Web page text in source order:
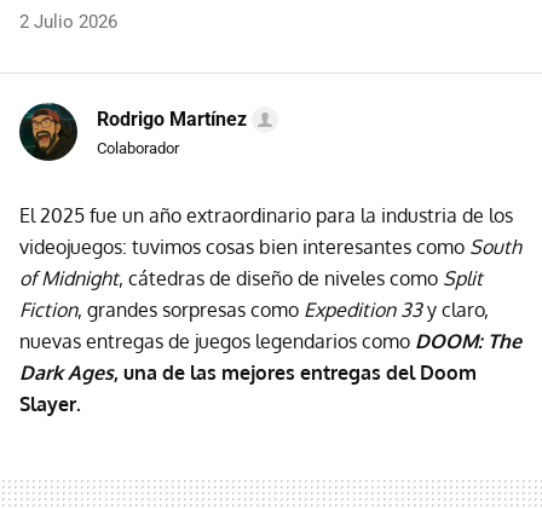
2 Julio 2026
Rodrigo Martínez
Colaborador
El 2025 fue un año extraordinario para la industria de los
videojuegos: tuvimos cosas bien interesantes como South
of Midnight, cátedras de diseño de niveles como Split
Fiction, grandes sorpresas como Expedition 33y claro,
nuevas entregas de juegos legendarios como DOOM: The
Dark Ages, una de las mejores entregas del Doom
Slayer.